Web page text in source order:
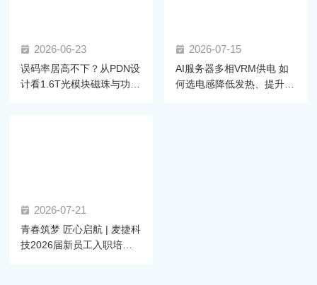
2026-06-23
误码率居高不下？从PDN设
计看1.6T光模块磁珠与功率
2026-07-15
AI服务器多相VRM供电 如
何选电感降低发热、提升效
2026-07-21
青春筑梦 匠心启航 | 麦捷科
技2026届新员工入职培训